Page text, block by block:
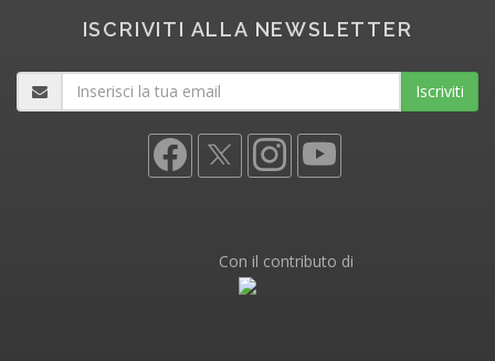
ISCRIVITI ALLA NEWSLETTER
Iscriviti
Con il contributo di